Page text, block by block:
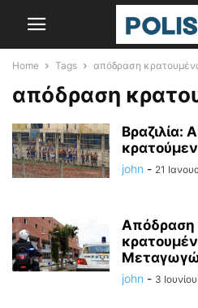
Home Tags απόδραση
απόδραση
Βραζιλία:
john - 21
Απόδραση
john - 3